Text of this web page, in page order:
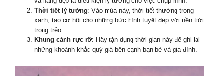
Thời tiết lý tưởng: Vào mùa này, thời tiết thường trong
xanh, tạo cơ hội cho những bức hình tuyệt đẹp với nền trời
trong trẻo.
Khung cảnh rực rỡ: Hãy tận dụng thời gian này để ghi lại
những khoảnh khắc quý giá bên cạnh bạn bè và gia đình.